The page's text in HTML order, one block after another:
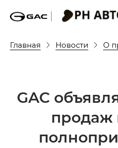
Главная Новости О
GAC
продаж